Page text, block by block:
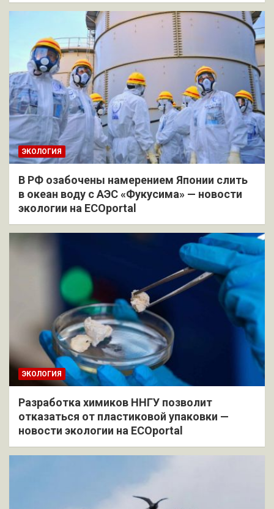
ЭКОЛОГИЯ
В РФ озабочены намерением Японии слить
в океан воду с АЭС «Фукусима» — новости
экологии на ECOportal
ЭКОЛОГИЯ
Разработка химиков ННГУ позволит
отказаться от пластиковой упаковки —
новости экологии на ECOportal